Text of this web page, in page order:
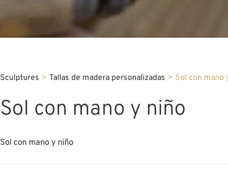
Sculptures > Tallas de madera personalizadas > Sol con mano
Sol con mano y niño
Sol con mano y niño